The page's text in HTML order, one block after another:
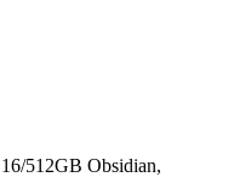
512GB Obsidian,